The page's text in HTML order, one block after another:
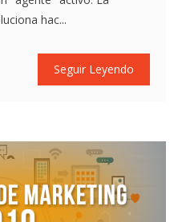
hac...
Seguir Leyendo